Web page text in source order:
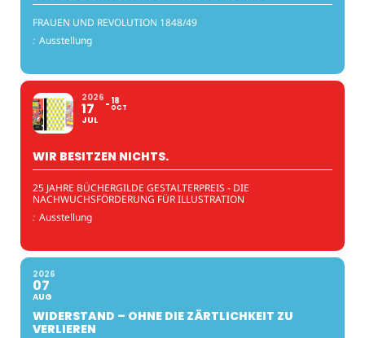
FRAUEN UND REVOLUTION 1848/49
: Ausstellung
2026
17
JUL
18
OCT
WIR BESITZEN NICHTS.
25 JAHRE BÜCHERGILDE GESTALTERPREIS - DIE
NACHWUCHSFÖRDERUNG FÜR ILLUSTRATION
: Ausstellung
2026
07
AUG
WIDERSTAND – OHNE DIE ZÄRTLICHKEIT ZU
VERLIEREN